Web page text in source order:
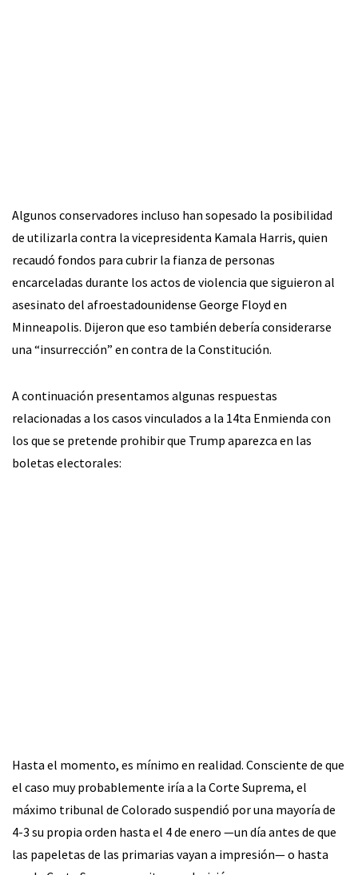
Algunos conservadores incluso han sopesado la posibilidad
de utilizarla contra la vicepresidenta Kamala Harris, quien
recaudó fondos para cubrir la fianza de personas
encarceladas durante los actos de violencia que siguieron al
asesinato del afroestadounidense George Floyd en
Minneapolis. Dijeron que eso también debería considerarse
una “insurrección” en contra de la Constitución.
A continuación presentamos algunas respuestas
relacionadas a los casos vinculados a la 14ta Enmienda con
los que se pretende prohibir que Trump aparezca en las
boletas electorales:
Hasta el momento, es mínimo en realidad. Consciente de que
el caso muy probablemente iría a la Corte Suprema, el
máximo tribunal de Colorado suspendió por una mayoría de
4-3 su propia orden hasta el 4 de enero —un día antes de que
las papeletas de las primarias vayan a impresión— o hasta